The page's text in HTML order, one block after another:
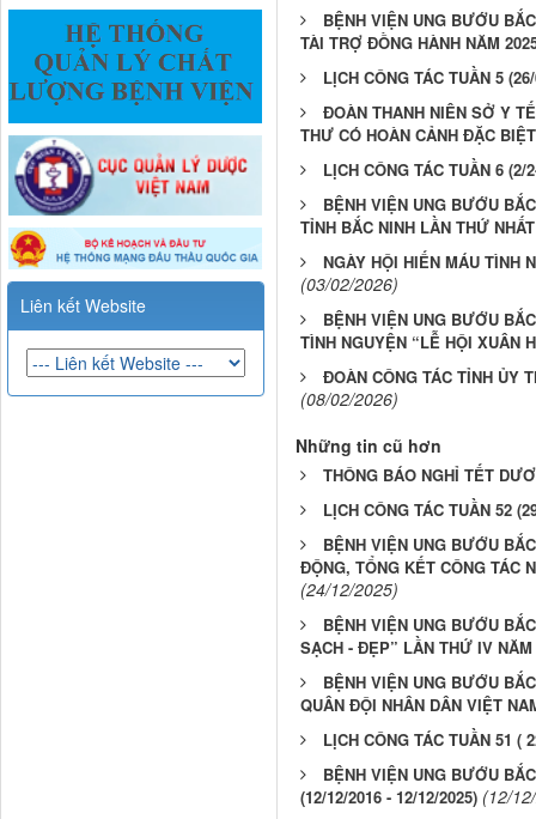
BỆNH VIỆN UNG BƯỚU
TÀI TRỢ ĐỒNG HÀNH NĂM
LỊCH CÔNG TÁC TUẦN 5
ĐOÀN THANH NIÊN SỞ Y
THƯ CÓ HOÀN CẢNH ĐẶC
LỊCH CÔNG TÁC TUẦN 6 (2/
BỆNH VIỆN UNG BƯỚU
TỈNH BẮC NINH LẦN THỨ NHẤT
NGÀY HỘI HIẾN MÁU TÌNH
(03/02/2026)
BỆNH VIỆN UNG BƯỚU
TÌNH NGUYỆN “LỄ HỘI XUÂN
ĐOÀN CÔNG TÁC TỈNH ỦY
(08/02/2026)
Những tin cũ hơn
THÔNG BÁO NGHỈ TẾT
LỊCH CÔNG TÁC TUẦN 52
BỆNH VIỆN UNG BƯỚU
ĐỘNG, TỔNG KẾT CÔNG TÁC
(24/12/2025)
BỆNH VIỆN UNG BƯỚU
SẠCH - ĐẸP” LẦN THỨ IV NĂM
BỆNH VIỆN UNG BƯỚU
QUÂN ĐỘI NHÂN DÂN VIỆT
LỊCH CÔNG TÁC TUẦN 51 (
BỆNH VIỆN UNG BƯỚU
(12/12/2016 - 12/12/2025) (12/
Liên kết Website